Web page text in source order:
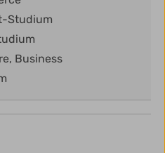
Studium
Business